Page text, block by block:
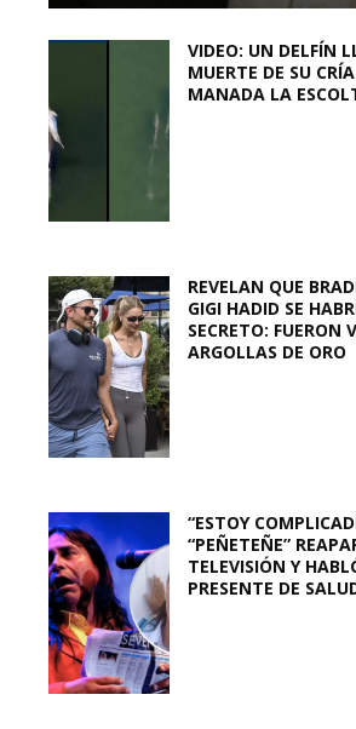
VIDEO: UN DELFÍN
MUERTE DE SU
MANADA LA
REVELAN QUE
GIGI HADID SE
SECRETO: FUERON
ARGOLLAS DE ORO
“ESTOY
“PEÑETEÑE”
TELEVISIÓN Y
PRESENTE DE